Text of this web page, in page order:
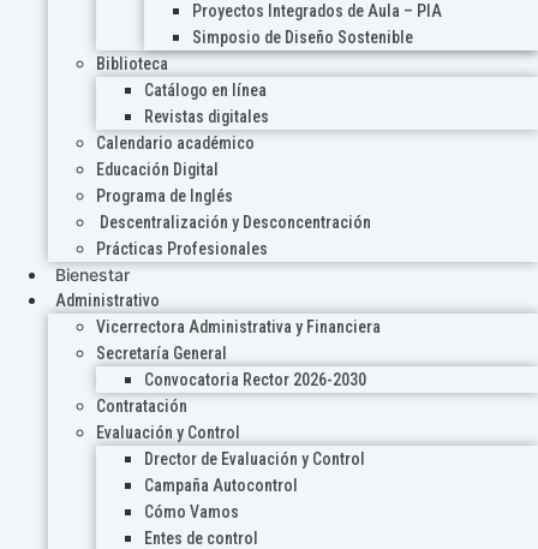
Proyectos Integrados de Aula – PIA
Simposio de Diseño Sostenible
Biblioteca
Catálogo en línea
Revistas digitales
Calendario académico
Educación Digital
Programa de Inglés
Descentralización y Desconcentración
Prácticas Profesionales
Bienestar
Administrativo
Vicerrectora Administrativa y Financiera
Secretaría General
Convocatoria Rector 2026-2030
Contratación
Evaluación y Control
Drector de Evaluación y Control
Campaña Autocontrol
Cómo Vamos
Entes de control